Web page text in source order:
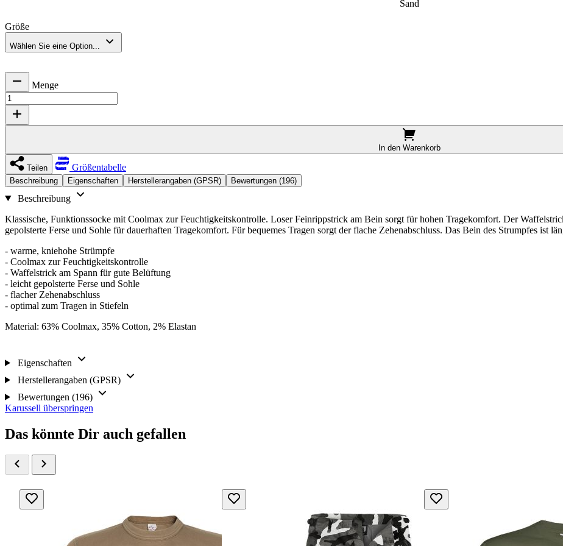
Sand
Größe
Wählen Sie eine Option...
Menge
In den Warenkorb
Teilen Größentabelle
Beschreibung Eigenschaften Herstellerangaben (GPSR) Bewertungen (196)
Beschreibung
Klassische, Funktionssocke mit Coolmax zur Feuchtigkeitskontrolle. Loser Feinrippstrick am Bein sorgt für hohen Tragekomfort. Der
gepolsterte Ferse und Sohle für dauerhaften Tragekomfort. Für bequemes Tragen sorgt der flache Zehenabschluss. Das Bein des Strumpfes ist
- warme, kniehohe Strümpfe
- Coolmax zur Feuchtigkeitskontrolle
- Waffelstrick am Spann für gute Belüftung
- leicht gepolsterte Ferse und Sohle
- flacher Zehenabschluss
- optimal zum Tragen in Stiefeln
Material: 63% Coolmax, 35% Cotton, 2% Elastan
Eigenschaften
Herstellerangaben (GPSR)
Bewertungen (196)
Karussell überspringen
Das könnte Dir auch gefallen